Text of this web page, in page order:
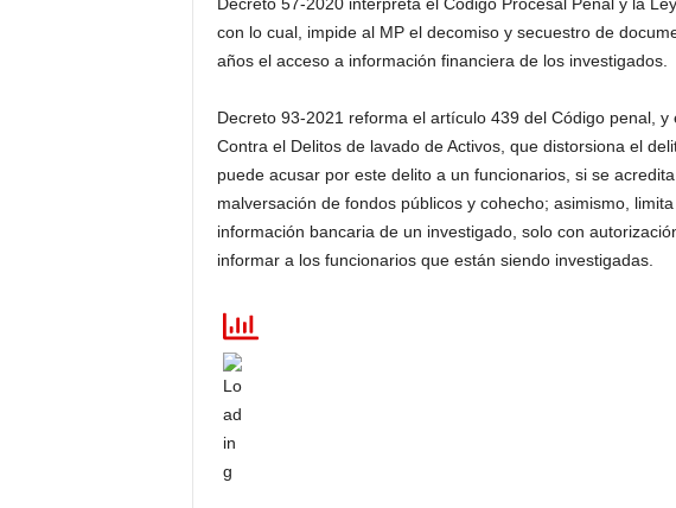
con lo cual, impide al MP el decomiso y secuestro de
años el acceso a información financiera de los investigados.
Decreto 93-2021 reforma el artículo 439 del Código penal,
Contra el Delitos de lavado de Activos, que distorsiona el
puede acusar por este delito a un funcionarios, si se
malversación de fondos públicos y cohecho; asimismo,
información bancaria de un investigado, solo con
informar a los funcionarios que están siendo investigadas.